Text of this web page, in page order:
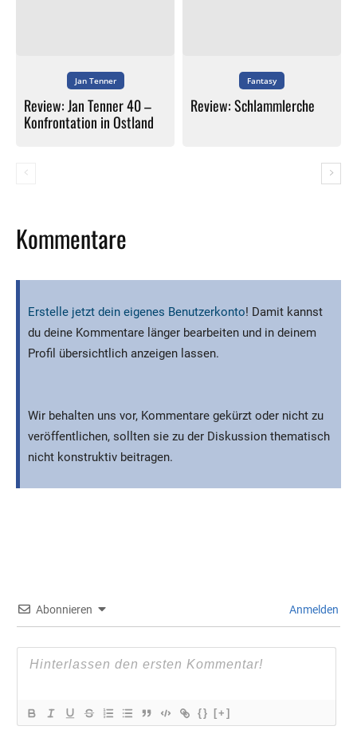
Jan Tenner
Review: Jan Tenner 40 –
Konfrontation in Ostland
Fantasy
Review: Schlammlerche
Kommentare
Erstelle jetzt dein eigenes Benutzerkonto! Damit kannst
du deine Kommentare länger bearbeiten und in deinem
Profil übersichtlich anzeigen lassen.
Wir behalten uns vor, Kommentare gekürzt oder nicht zu
veröffentlichen, sollten sie zu der Diskussion thematisch
nicht konstruktiv beitragen.
Abonnieren Anmelden
{} [+]